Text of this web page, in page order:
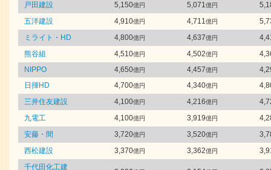
戸田建設
5,150億円 5,071億円
五洋建設
4,910億円 4,711億円
ミライト・HD
4,800億円 4,637億円
熊谷組
4,510億円 4,502億円
NIPPO
4,650億円 4,457億円
日揮HD
4,700億円 4,340億円
三井住友建設
4,100億円 4,216億円
九電工
4,100億円 3,919億円
安藤・間
3,720億円 3,520億円
西松建設
3,370億円 3,362億円
千代田化工建